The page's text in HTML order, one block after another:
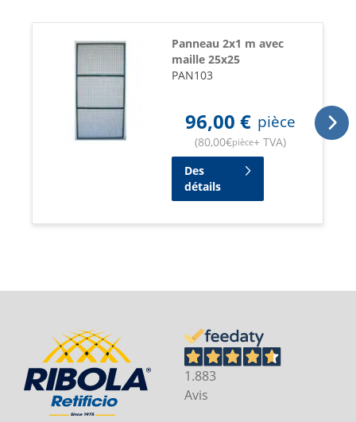
Panneau 2x1 m avec
maille 25x25
PAN103
96,00 € pièce
(80,00€pièce+ TVA)
Des
détails
1.883
Avis